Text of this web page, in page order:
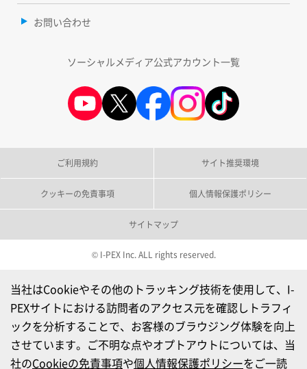
当社はCookieやその他のトラッキング技術を使用して、I-
PEXサイトにおける訪問者のアクセス元を確認しトラフィ
ックを分析することで、お客様のブラウジング体験を向上
させています。ご不明な点やオプトアウトについては、当
社のCookieの免責事項や個人情報保護ポリシーをご一読
お問い合わせ
ソーシャルメディア公式アカウント一覧
ご利用規約 サイト推奨環境
クッキーの免責事項 個人情報保護ポリシー
サイトマップ
© I-PEX Inc. ALL rights reserved.